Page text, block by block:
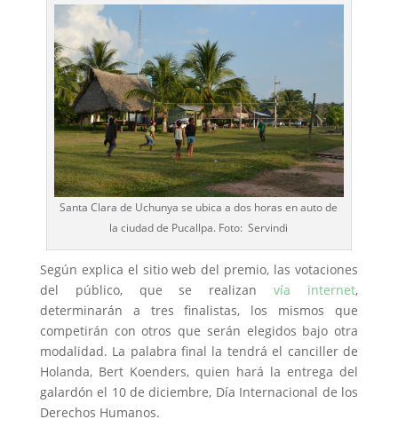
Santa Clara de Uchunya se ubica a dos horas en auto de
la ciudad de Pucallpa. Foto: Servindi
Según explica el sitio web del premio, las votaciones
del público, que se realizanvía internet,
determinarán a tres finalistas, los mismos que
competirán con otros que serán elegidos bajo otra
modalidad. La palabra final la tendrá el canciller de
Holanda, Bert Koenders, quien hará la entrega del
galardón el 10 de diciembre, Día Internacional de los
Derechos Humanos.